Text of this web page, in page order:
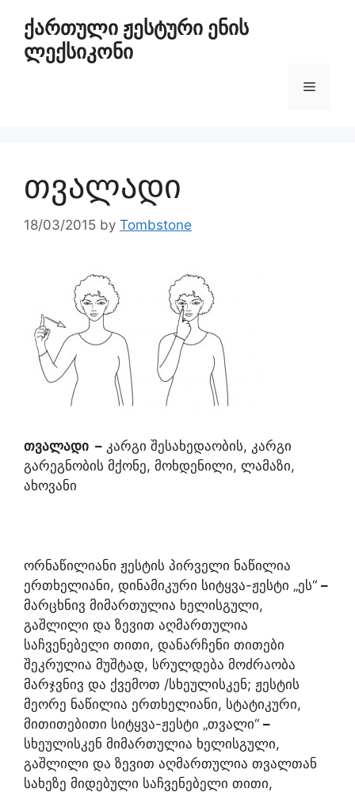
ქართული ჟესტური ენის
ლექსიკონი
თვალადი
18/03/2015 by Tombstone
თვალადი – კარგი შესახედაობის, კარგი
გარეგნობის მქონე, მოხდენილი, ლამაზი,
ახოვანი
ორნაწილიანი ჟესტის პირველი ნაწილია
ერთხელიანი, დინამიკური სიტყვა-ჟესტი „ეს“ –
მარცხნივ მიმართულია ხელისგული,
გაშლილი და ზევით აღმართულია
საჩვენებელი თითი, დანარჩენი თითები
შეკრულია მუშტად, სრულდება მოძრაობა
მარჯვნივ და ქვემოთ /სხეულისკენ; ჟესტის
მეორე ნაწილია ერთხელიანი, სტატიკური,
მითითებითი სიტყვა-ჟესტი „თვალი“ –
სხეულისკენ მიმართულია ხელისგული,
გაშლილი და ზევით აღმართულია თვალთან
სახეზე მიდებული საჩვენებელი თითი,